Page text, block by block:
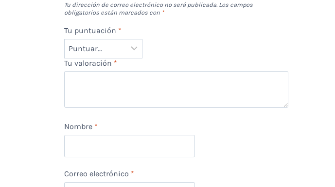
Tu dirección de correo electrónico no será publicada. Los campos
obligatorios están marcados con *
Tu puntuación *
Tu valoración *
Nombre *
Correo electrónico *